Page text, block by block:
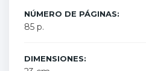
NÚMERO DE PÁGINAS:
85 p.
DIMENSIONES: